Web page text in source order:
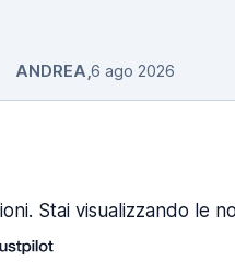
ANDREA,6 ago 2026
Stai visualizzando le